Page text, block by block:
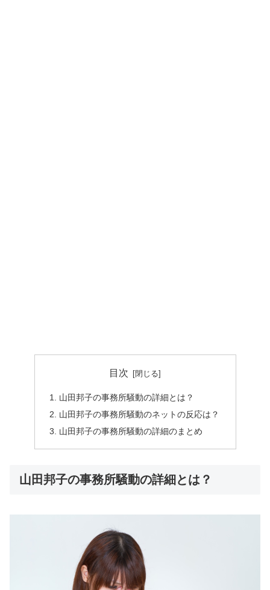
目次
山田邦子の事務所騒動の詳細とは？
山田邦子の事務所騒動のネットの反応は？
山田邦子の事務所騒動の詳細のまとめ
山田邦子の事務所騒動の詳細とは？